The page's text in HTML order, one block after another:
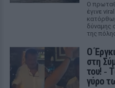
Ο
έγινε
δύναμης
της
Ο
στη
του! ‑
γύρο